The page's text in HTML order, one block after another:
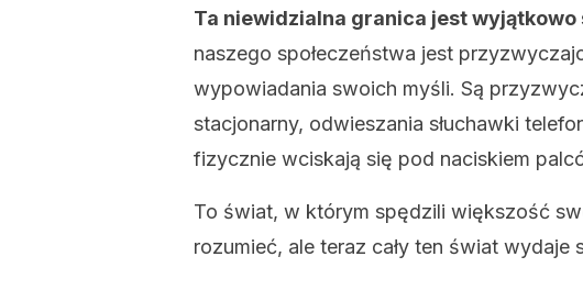
Ta niewidzialna granica jest wyjątkowo
naszego społeczeństwa jest
wypowiadania swoich myśli. Są
stacjonarny, odwieszania słuchawki
fizycznie wciskają się pod naciskiem
To świat, w którym spędzili większość
rozumieć, ale teraz cały ten świat wydaje